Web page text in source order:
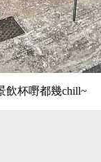
飲杯嘢都幾chill~